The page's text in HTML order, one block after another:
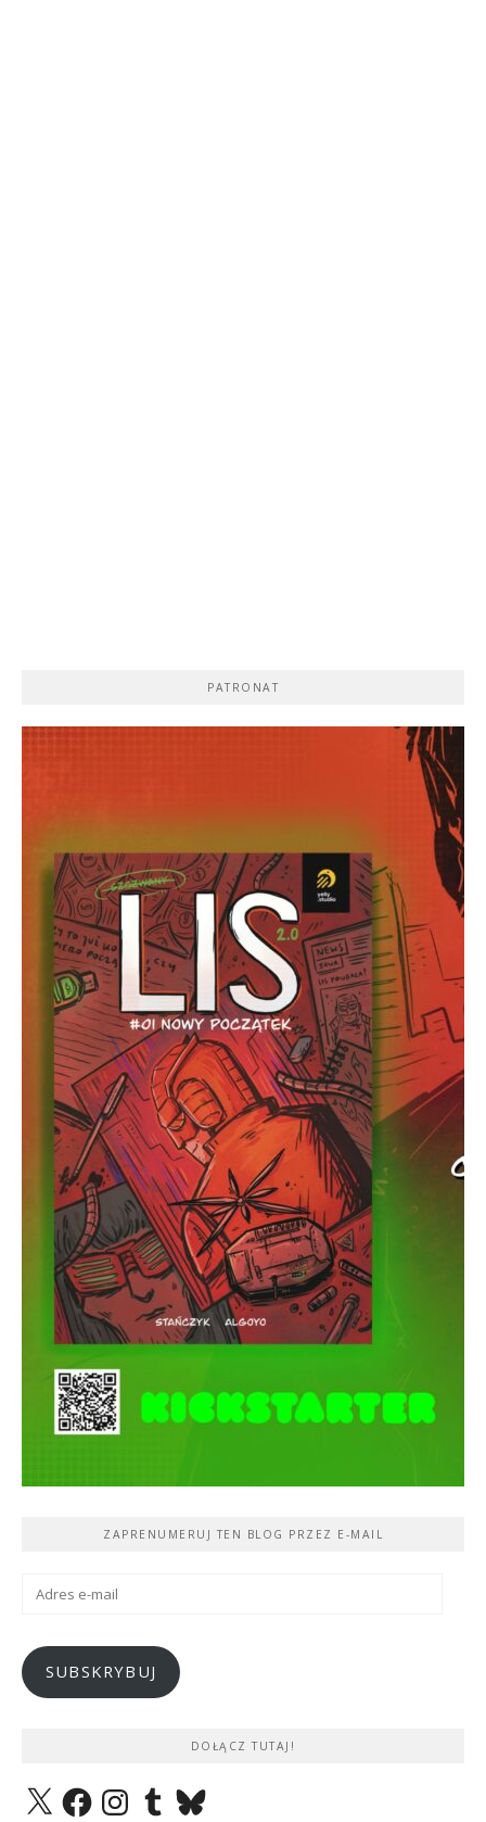
PATRONAT
ZAPRENUMERUJ TEN BLOG PRZEZ E-MAIL
Adres
SUBSKRYBUJ
DOŁĄCZ TUTAJ!
X FacebookInstagramTumblrBluesky